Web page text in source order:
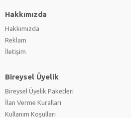
Hakkımızda
Hakkımızda
Reklam
İletişim
Bireysel Üyelik
Bireysel Üyelik Paketleri
İlan Verme Kuralları
Kullanım Koşulları